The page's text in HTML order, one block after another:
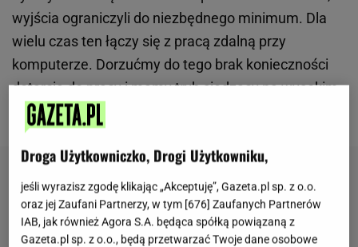
wyjścia ograniczyli do niezbędnego minimum. Dla
wielu czas ten łączy się z pracą zdalną przy
komputerze. Dorzućmy do tego brak konieczności
dotarcia do pracy i mamy tryb siedzący na wysokim
poziomie.
Droga Użytkowniczko, Drogi Użytkowniku,
jeśli wyrazisz zgodę klikając „Akceptuję”, Gazeta.pl sp. z o.o.
oraz jej Zaufani Partnerzy, w tym [676] Zaufanych Partnerów
IAB, jak również Agora S.A. będąca spółką powiązaną z
Gazeta.pl sp. z o.o., będą przetwarzać Twoje dane osobowe